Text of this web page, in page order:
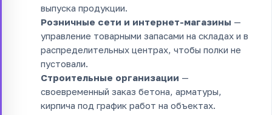
выпуска продукции.
Розничные сети и интернет-магазины —
управление товарными запасами на складах и в
распределительных центрах, чтобы полки не
пустовали.
Строительные организации —
своевременный заказ бетона, арматуры,
кирпича под график работ на объектах.